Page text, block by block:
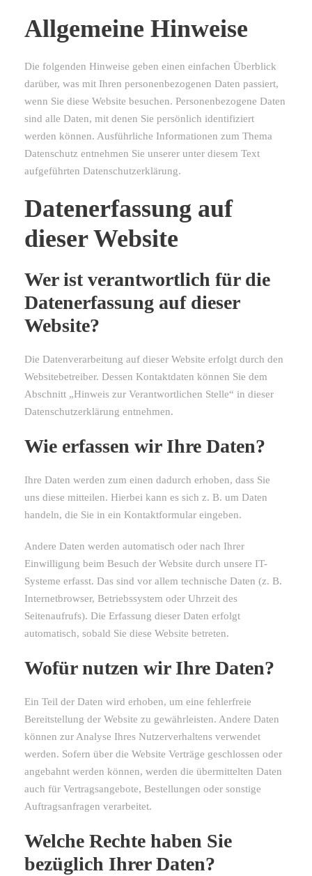
Allgemeine Hinweise
Die folgenden Hinweise geben einen einfachen Überblick
darüber, was mit Ihren personenbezogenen Daten passiert,
wenn Sie diese Website besuchen. Personenbezogene Daten
sind alle Daten, mit denen Sie persönlich identifiziert
werden können. Ausführliche Informationen zum Thema
Datenschutz entnehmen Sie unserer unter diesem Text
aufgeführten Datenschutzerklärung.
Datenerfassung auf
dieser Website
Wer ist verantwortlich für die
Datenerfassung auf dieser
Website?
Die Datenverarbeitung auf dieser Website erfolgt durch den
Websitebetreiber. Dessen Kontaktdaten können Sie dem
Abschnitt „Hinweis zur Verantwortlichen Stelle“ in dieser
Datenschutzerklärung entnehmen.
Wie erfassen wir Ihre Daten?
Ihre Daten werden zum einen dadurch erhoben, dass Sie
uns diese mitteilen. Hierbei kann es sich z. B. um Daten
handeln, die Sie in ein Kontaktformular eingeben.
Andere Daten werden automatisch oder nach Ihrer
Einwilligung beim Besuch der Website durch unsere IT-
Systeme erfasst. Das sind vor allem technische Daten (z. B.
Internetbrowser, Betriebssystem oder Uhrzeit des
Seitenaufrufs). Die Erfassung dieser Daten erfolgt
automatisch, sobald Sie diese Website betreten.
Wofür nutzen wir Ihre Daten?
Ein Teil der Daten wird erhoben, um eine fehlerfreie
Bereitstellung der Website zu gewährleisten. Andere Daten
können zur Analyse Ihres Nutzerverhaltens verwendet
werden. Sofern über die Website Verträge geschlossen oder
angebahnt werden können, werden die übermittelten Daten
auch für Vertragsangebote, Bestellungen oder sonstige
Auftragsanfragen verarbeitet.
Welche Rechte haben Sie
bezüglich Ihrer Daten?